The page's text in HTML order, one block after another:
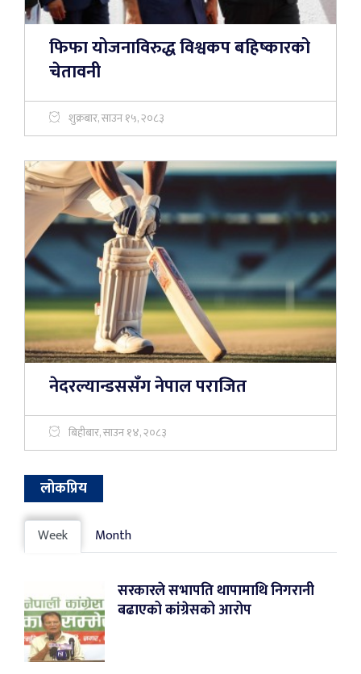
फिफा योजनाविरुद्ध विश्वकप बहिष्कारको
चेतावनी
शुक्रबार, साउन १५, २०८३
नेदरल्यान्डससँग नेपाल पराजित
बिहीबार, साउन १४, २०८३
लोकप्रिय
Week Month
सरकारले सभापति थापामाथि निगरानी
बढाएको कांग्रेसको आरोप